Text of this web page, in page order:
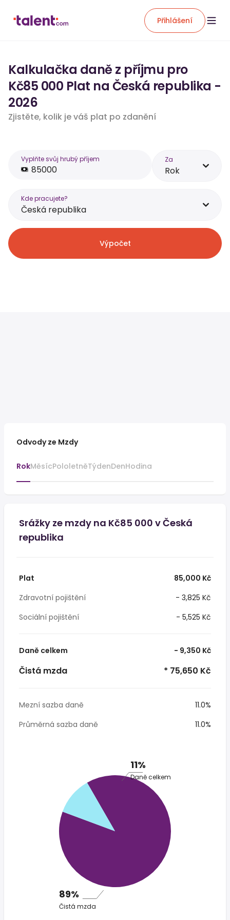
Přihlášení
Kalkulačka daně z příjmu pro
Kč85 000 Plat na Česká republika -
2026
Zjistěte, kolik je váš plat po zdanění
Vyplňte svůj hrubý příjem Za
Rok
Kde pracujete?
Česká republika
Výpočet
Odvody ze Mzdy
RokMěsícPololetněTýdenDenHodina
Srážky ze mzdy na Kč85 000 v Česká
republika
Plat
85,000 Kč
Zdravotní pojištění
- 3,825 Kč
Sociální pojištění
- 5,525 Kč
Daně celkem - 9,350 Kč
Čistá mzda * 75,650 Kč
Mezní sazba daně
11.0%
Průměrná sazba daně
11.0%
11%
Daně celkem
89%
Čistá mzda